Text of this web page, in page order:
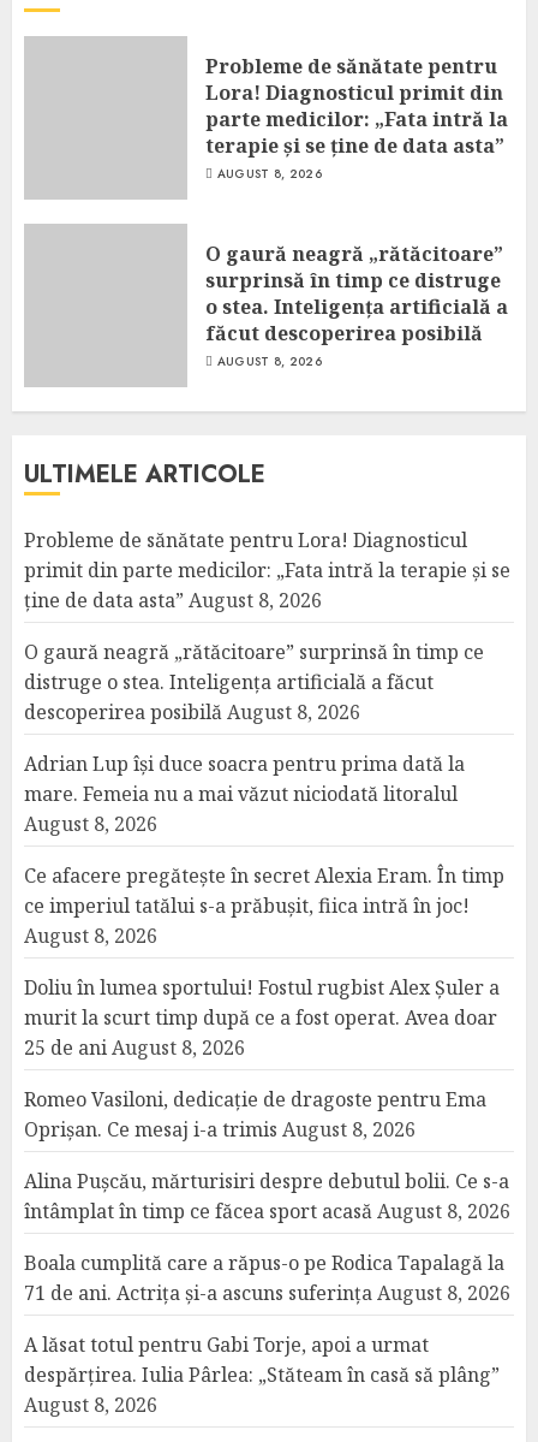
Probleme de sănătate pentru
Lora! Diagnosticul primit din
parte medicilor: „Fata intră la
terapie și se ține de data asta”
AUGUST 8, 2026
O gaură neagră „rătăcitoare”
surprinsă în timp ce distruge
o stea. Inteligența artificială a
făcut descoperirea posibilă
AUGUST 8, 2026
ULTIMELE ARTICOLE
Probleme de sănătate pentru Lora! Diagnosticul
primit din parte medicilor: „Fata intră la terapie și se
ține de data asta” August 8, 2026
O gaură neagră „rătăcitoare” surprinsă în timp ce
distruge o stea. Inteligența artificială a făcut
descoperirea posibilăAugust 8, 2026
Adrian Lup își duce soacra pentru prima dată la
mare. Femeia nu a mai văzut niciodată litoralul
August 8, 2026
Ce afacere pregătește în secret Alexia Eram. În timp
ce imperiul tatălui s-a prăbușit, fiica intră în joc!
August 8, 2026
Doliu în lumea sportului! Fostul rugbist Alex Șuler a
murit la scurt timp după ce a fost operat. Avea doar
25 de aniAugust 8, 2026
Romeo Vasiloni, dedicație de dragoste pentru Ema
Oprișan. Ce mesaj i-a trimis August 8, 2026
Alina Pușcău, mărturisiri despre debutul bolii. Ce s-a
întâmplat în timp ce făcea sport acasăAugust 8, 2026
Boala cumplită care a răpus-o pe Rodica Tapalagă la
71 de ani. Actrița și-a ascuns suferințaAugust 8, 2026
A lăsat totul pentru Gabi Torje, apoi a urmat
despărțirea. Iulia Pârlea: „Stăteam în casă să plâng”
August 8, 2026